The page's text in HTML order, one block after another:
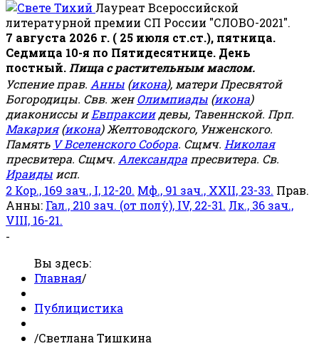
Лауреат Всероссийской
литературной премии СП России "СЛОВО-2021".
7 августа 2026 г. ( 25 июля ст.ст.), пятница.
Седмица 10-я по Пятидесятнице. День
постный. Пища с растительным маслом.
Успение прав. Анны (икона), матери Пресвятой
Богородицы. Свв. женОлимпиады (икона)
диакониссы иЕвпраксиидевы, Тавеннской. Прп.
Макария(икона) Желтоводского, Унженского.
Память V Вселенского Собора. Сщмч. Николая
пресвитера. Сщмч. Александра пресвитера. Св.
Ираиды исп.
2 Кор., 169 зач., I, 12-20. Мф., 91 зач., XXII, 23-33. Прав.
Анны: Гал., 210 зач. (от полу́), IV, 22-31. Лк., 36 зач.,
VIII, 16-21.
-
Вы здесь:
Главная/
Публицистика
/Светлана Тишкина